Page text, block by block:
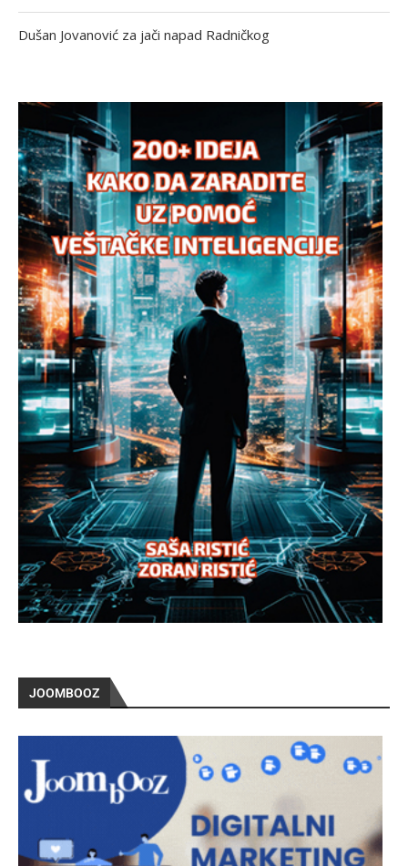
Dušan Jovanović za jači napad Radničkog
JOOMBOOZ